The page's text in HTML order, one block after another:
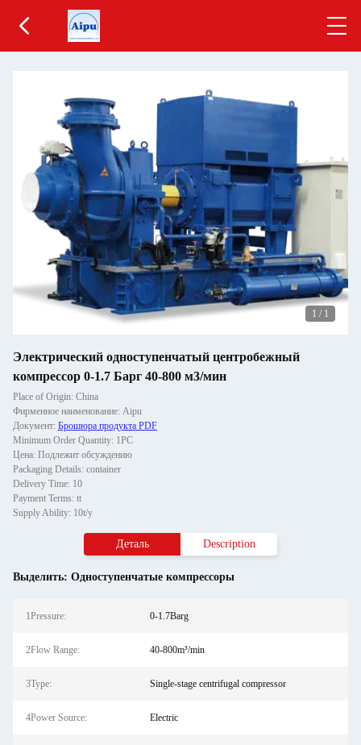
1 / 1
Электрический одноступенчатый центробежный
компрессор 0-1.7 Барг 40-800 м3/мин
Place of Origin: China
Фирменное наименование: Aipu
Документ: Брошюра продукта PDF
Minimum Order Quantity: 1PC
Цена: Подлежит обсуждению
Packaging Details: container
Delivery Time: 10
Payment Terms: tt
Supply Ability: 10t/y
Деталь Description
Выделить: Одноступенчатые компрессоры
1Pressure: 0-1.7Barg
2Flow Range: 40-800m³/min
3Type: Single-stage centrifugal compressor
4Power Source: Electric